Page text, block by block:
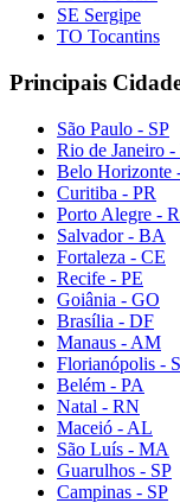
SE Sergipe
TO Tocantins
Principais
São Paulo - SP
Rio de Janeiro -
Belo Horizonte
Curitiba - PR
Porto Alegre -
Salvador - BA
Fortaleza - CE
Recife - PE
Goiânia - GO
Brasília - DF
Manaus - AM
Florianópolis -
Belém - PA
Natal - RN
Maceió - AL
São Luís - MA
Guarulhos - SP
Campinas - SP